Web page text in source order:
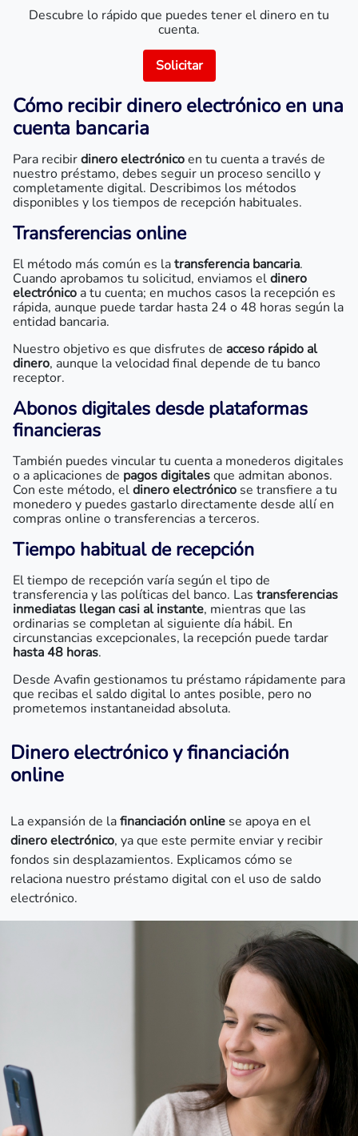
Descubre lo rápido que puedes tener el dinero en tu
cuenta.
Solicitar
Cómo recibir dinero electrónico en una
cuenta bancaria
Para recibirdinero electrónicoen tu cuenta a través de
nuestro préstamo, debes seguir un proceso sencillo y
completamente digital. Describimos los métodos
disponibles y los tiempos de recepción habituales.
Transferencias online
El método más común es latransferencia bancaria.
Cuando aprobamos tu solicitud, enviamos eldinero
electrónico a tu cuenta; en muchos casos la recepción es
rápida, aunque puede tardar hasta 24 o 48 horas según la
entidad bancaria.
Nuestro objetivo es que disfrutes de acceso rápido al
dinero, aunque la velocidad final depende de tu banco
receptor.
Abonos digitales desde plataformas
financieras
También puedes vincular tu cuenta a monederos digitales
o a aplicaciones de pagos digitalesque admitan abonos.
Con este método, eldinero electrónico se transfiere a tu
monedero y puedes gastarlo directamente desde allí en
compras online o transferencias a terceros.
Tiempo habitual de recepción
El tiempo de recepción varía según el tipo de
transferencia y las políticas del banco. Las transferencias
inmediatas llegan casi al instante, mientras que las
ordinarias se completan al siguiente día hábil. En
circunstancias excepcionales, la recepción puede tardar
hasta 48 horas.
Desde Avafin gestionamos tu préstamo rápidamente para
que recibas el saldo digital lo antes posible, pero no
prometemos instantaneidad absoluta.
Dinero electrónico y financiación
online
La expansión de lafinanciación online se apoya en el
dinero electrónico, ya que este permite enviar y recibir
fondos sin desplazamientos. Explicamos cómo se
relaciona nuestro préstamo digital con el uso de saldo
electrónico.